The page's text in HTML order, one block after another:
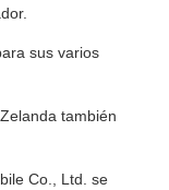
sus varios
también
Co., Ltd. se